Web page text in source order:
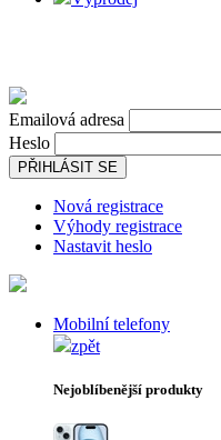
Emailová adresa
Heslo
PŘIHLÁSIT SE
Nová registrace
Výhody registrace
Nastavit heslo
Mobilní telefony
zpět
Nejoblíbenější produkty